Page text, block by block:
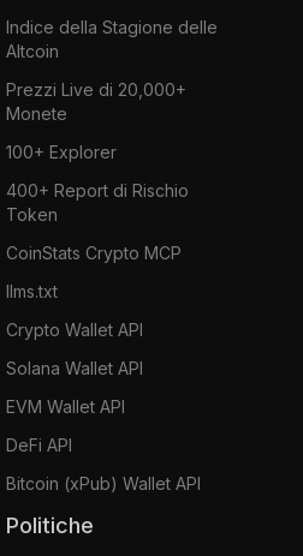
Indice della Stagione delle
Altcoin
Prezzi Live di 20,000+
Monete
100+ Explorer
400+ Report di Rischio
Token
CoinStats Crypto MCP
llms.txt
Crypto Wallet API
Solana Wallet API
EVM Wallet API
DeFi API
Bitcoin (xPub) Wallet API
Politiche